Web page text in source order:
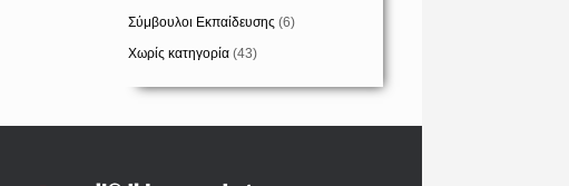
Σύμβουλοι Εκπαίδευσης (6)
Χωρίς κατηγορία (43)